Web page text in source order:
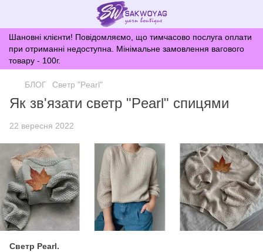
Шановні клієнти! Повідомляємо, що тимчасово послуга оплати
при отриманні недоступна. Мінімальне замовлення вагового
товару - 100г.
БЛОГ Светр "Pearl"
Як зв'язати светр "Pearl" спицями
22 вересня 2022
Светр Pearl.